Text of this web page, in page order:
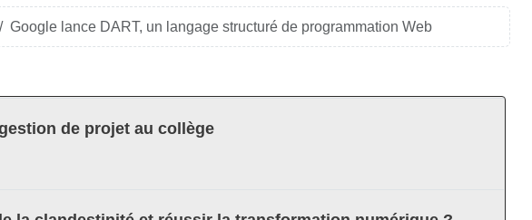
Google lance DART, un langage structuré de programmation Web
de projet au collège